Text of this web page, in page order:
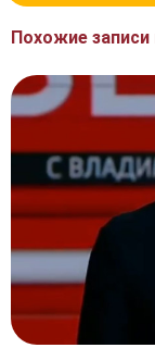
Похожие